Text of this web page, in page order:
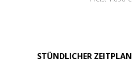
STÜNDLICHER ZEITPLAN